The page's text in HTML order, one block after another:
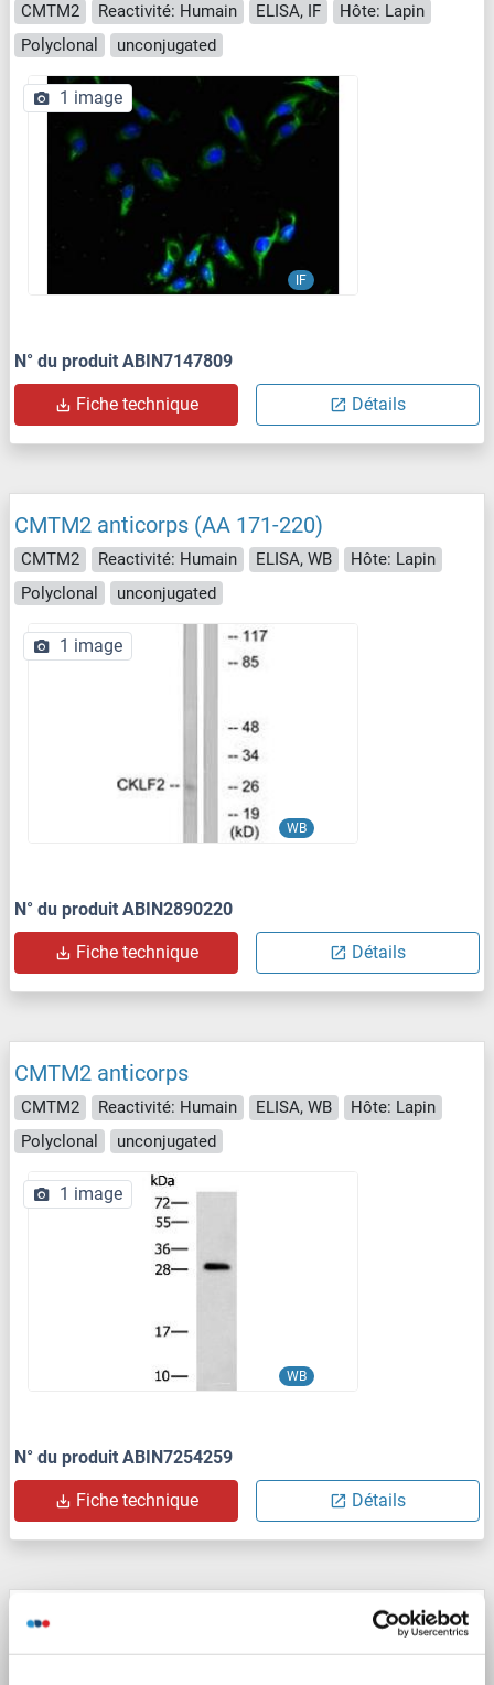
CMTM2 Reactivité: Humain ELISA, IF
Hôte: Lapin
Polyclonal
unconjugated
IF
1 image
N° du produit ABIN7147809
Fiche technique Détails
CMTM2 anticorps (AA 171-220)
CMTM2 Reactivité: Humain ELISA, WB
Hôte: Lapin
Polyclonal
unconjugated
WB
1 image
N° du produit ABIN2890220
Fiche technique Détails
CMTM2 anticorps
CMTM2 Reactivité: Humain ELISA, WB
Hôte: Lapin
Polyclonal
unconjugated
WB
1 image
N° du produit ABIN7254259
Fiche technique Détails
CMTM2 anticorps (AA 140-220)
CMTM2 Reactivité: Humain ELISA, WB
Hôte: Lapin